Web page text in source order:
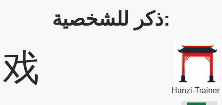
ذكر للشخصية:
戏
Hanzi-Trainer